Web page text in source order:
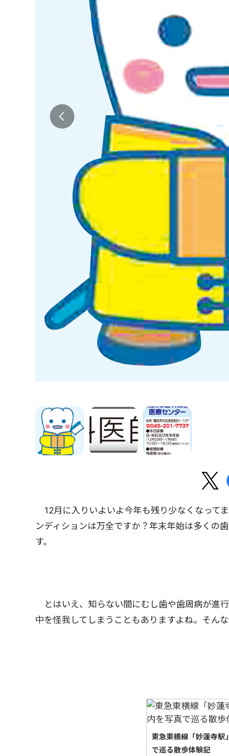
12月に入りいよいよ今年も残り少なくなって
ンディションは万全ですか？年末年始は多くの
す。
とはいえ、知らない間にむし歯や歯周病が進
中を怪我してしまうこともありますよね。そん
東急東横線「妙蓮寺駅
で巡る散歩体験記